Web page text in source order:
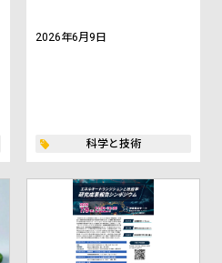
2026年6月9日
科学と技術